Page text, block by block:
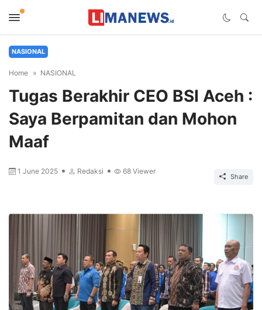
NASIONAL
Home NASIONAL
Tugas Berakhir CEO BSI Aceh :
Saya Berpamitan dan Mohon
Maaf
1 June 2025 Redaksi 68 Viewer
Share